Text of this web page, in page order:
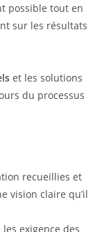
possible tout en
sur les résultats
et les solutions
du processus
recueillies et
vision claire qu’il
exigence des